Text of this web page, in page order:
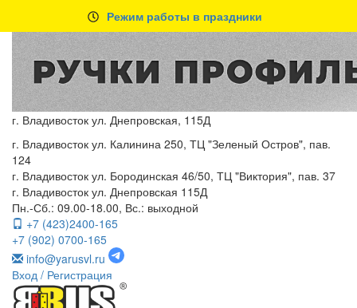
Режим работы в праздники
г. Владивосток ул. Днепровская, 115Д
г. Владивосток ул. Калинина 250, ТЦ "Зеленый Остров", пав.
124
г. Владивосток ул. Бородинская 46/50, ТЦ "Виктория", пав. 37
г. Владивосток ул. Днепровская 115Д
Пн.-Сб.: 09.00-18.00, Вс.: выходной
+7 (423)2400-165
+7 (902) 0700-165
info@yarusvl.ru
Вход / Регистрация